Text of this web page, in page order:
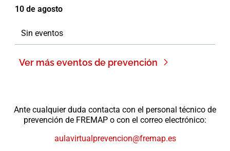
10 de agosto
Sin eventos
Ver más eventos de prevención
Ante cualquier duda contacta con el personal técnico de
prevención de FREMAP o con el correo electrónico:
aulavirtualprevencion@fremap.es